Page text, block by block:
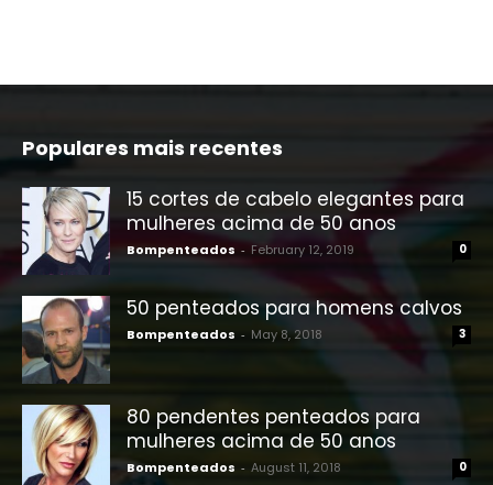
Populares mais recentes
15 cortes de cabelo elegantes para
mulheres acima de 50 anos
Bompenteados - February 12, 2019 0
50 penteados para homens calvos
Bompenteados - May 8, 2018 3
80 pendentes penteados para
mulheres acima de 50 anos
Bompenteados - August 11, 2018 0